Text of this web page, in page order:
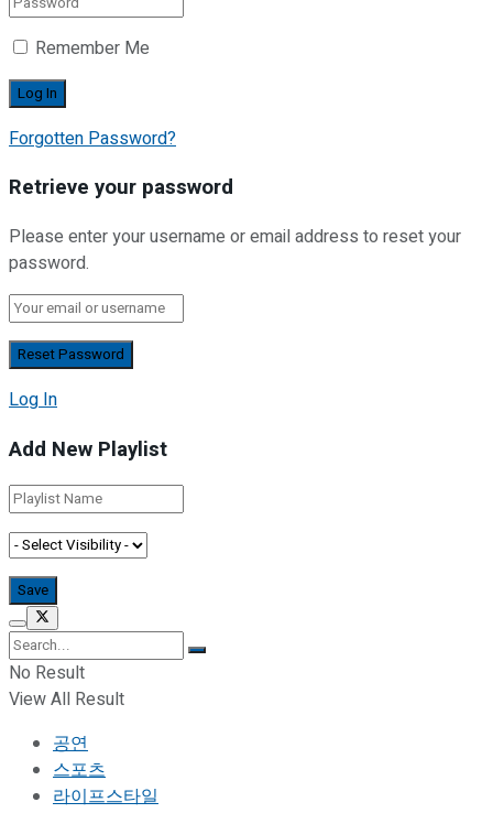
Remember Me
Forgotten Password?
Retrieve your password
Please enter your username or email address to reset your
password.
Log In
Add New Playlist
No Result
View All Result
공연
스포츠
라이프스타일